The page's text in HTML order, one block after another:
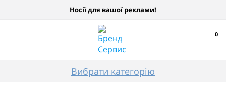
Носії для вашої реклами!
0
Вибрати категорію